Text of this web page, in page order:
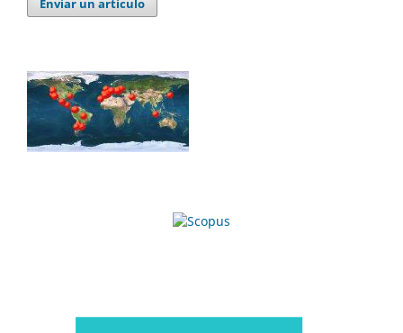
Enviar un artículo